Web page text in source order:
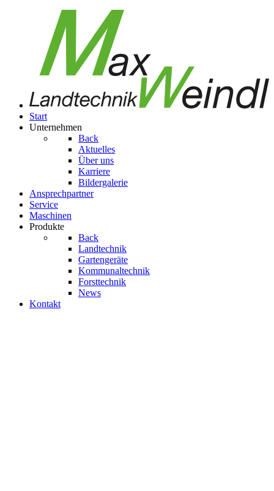
Start
Unternehmen
Back
Aktuelles
Über uns
Karriere
Bildergalerie
Ansprechpartner
Service
Maschinen
Produkte
Back
Landtechnik
Gartengeräte
Kom­mu­nal­tech­nik
Forsttechnik
News
Kontakt